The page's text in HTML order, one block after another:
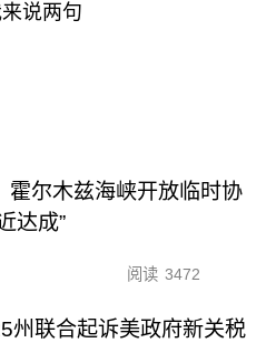
说两句
霍尔木兹海峡开放临时协
达成”
阅读 3472
州联合起诉美政府新关税